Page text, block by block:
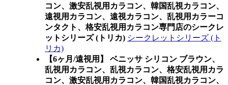
コン、激安乱視用カラコン、韓国乱視カラコン、
遠視用カラコン、遠視カラコン、乱視用カラーコ
ンタクト、格安乱視用カラコン専門店のシークレ
ットシリーズ (トリカ) シークレットシリーズ (ト
リカ)
【6ヶ月/遠視用】 ベニッサ シリコン ブラウン、
乱視用カラコン、乱視カラコン、格安乱視用カラ
コン、激安乱視用カラコン、韓国乱視カラコン、